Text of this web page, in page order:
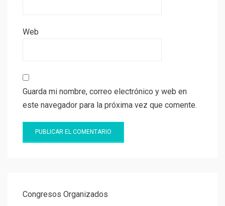
Web
Guarda mi nombre, correo electrónico y web en
este navegador para la próxima vez que comente.
Congresos Organizados